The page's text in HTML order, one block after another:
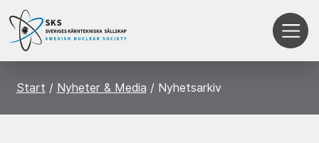
Start Nyheter & Media Nyhetsarkiv